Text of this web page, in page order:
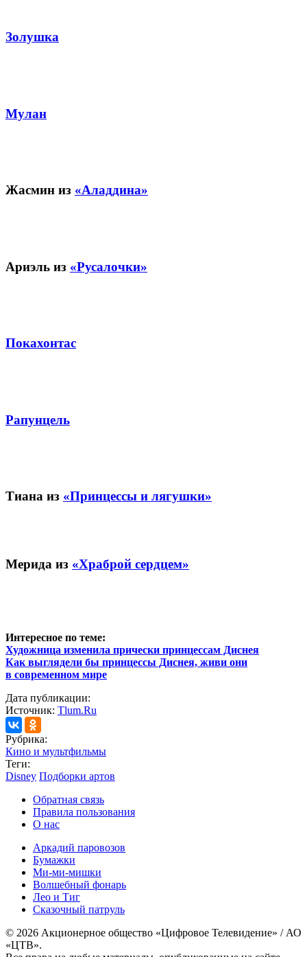
Золушка
Мулан
Жасмин из «Аладдина»
Ариэль из «Русалочки»
Покахонтас
Рапунцель
Тиана из «Принцессы и лягушки»
Мерида из «Храброй сердцем»
Интересное по теме:
Художница изменила прически принцессам Диснея
Как выглядели бы принцессы Диснея, живи они
в современном мире
Дата публикации:
Источник: Tlum.Ru
Рубрика:
Кино и мультфильмы
Теги:
Disney Подборки артов
Обратная связь
Правила пользования
О нас
Аркадий паровозов
Бумажки
Ми-ми-мишки
Волшебный фонарь
Лео и Тиг
Сказочный патруль
© 2026 Акционерное общество «Цифровое Телевидение» / АО
«ЦТВ».